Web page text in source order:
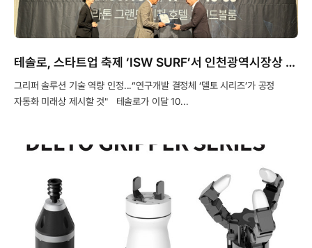
테솔로, 스타트업 축제 ‘ISW SURF’서 인천광역시장상 영예
그리퍼 솔루션 기술 역량 인정...“연구개발 결정체 ‘델토 시리즈’가 공정
자동화 미래상 제시할 것" 테솔로가 이달 10...